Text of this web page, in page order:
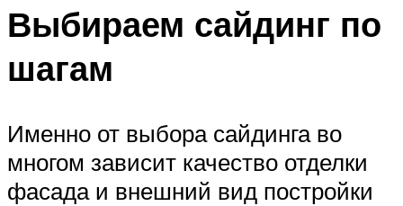
Выбираем сайдинг по
шагам
Именно от выбора сайдинга во
многом зависит качество отделки
фасада и внешний вид постройки